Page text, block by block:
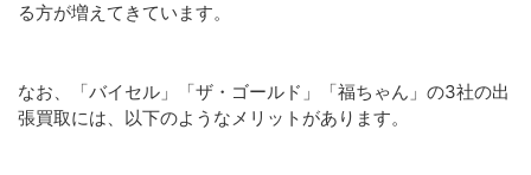
る方が増えてきています。
なお、「バイセル」「ザ・ゴールド」「福ちゃん」の3社の出
張買取には、以下のようなメリットがあります。